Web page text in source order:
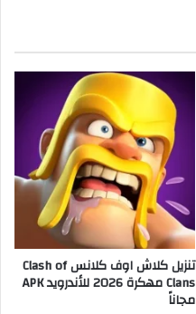
تنزيل كلاش اوف كلانس Clash of
Clans مهكرة 2026 للأندرويد APK
مجاناً